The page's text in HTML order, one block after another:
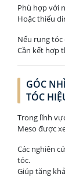
Phù hợp với
Hoặc thiếu
Nếu rụng
Cần kết hợp
GÓC
TÓC
Trong lĩnh
Meso được
Các nghiên
tóc.
Giúp tăng